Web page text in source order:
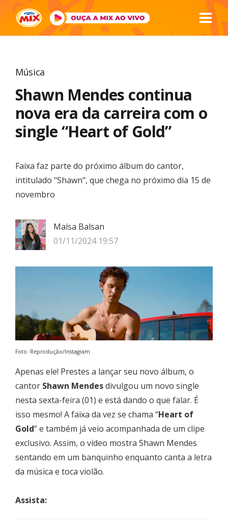
Música
Shawn Mendes continua
nova era da carreira com o
single “Heart of Gold”
Faixa faz parte do próximo álbum do cantor,
intitulado "Shawn", que chega no próximo dia 15 de
novembro
Maísa Balsan
01/11/2024 19:57
Foto: Reprodução/Instagram
Apenas ele! Prestes a lançar seu novo álbum, o
cantor Shawn Mendesdivulgou um novo single
nesta sexta-feira (01) e está dando o que falar. É
isso mesmo! A faixa da vez se chama “Heart of
Gold” e também já veio acompanhada de um clipe
exclusivo. Assim, o vídeo mostra Shawn Mendes
sentando em um banquinho enquanto canta a letra
da música e toca violão.
Assista: